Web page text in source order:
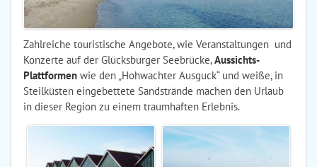
Zahlreiche touristische Angebote, wie Veranstaltungen und
Konzerte auf der Glücksburger Seebrücke,Aussichts-
Plattformen wie den „Hohwachter Ausguck“ und weiße, in
Steilküsten eingebettete Sandstrände machen den Urlaub
in dieser Region zu einem traumhaften Erlebnis.